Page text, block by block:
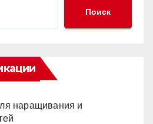
Поиск
наращивания и